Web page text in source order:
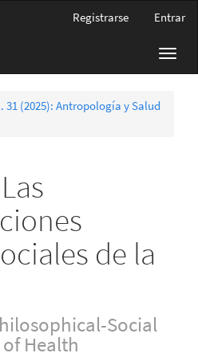
Registrarse Entrar
31 (2025): Antropología y Salud
de la
Social
Health